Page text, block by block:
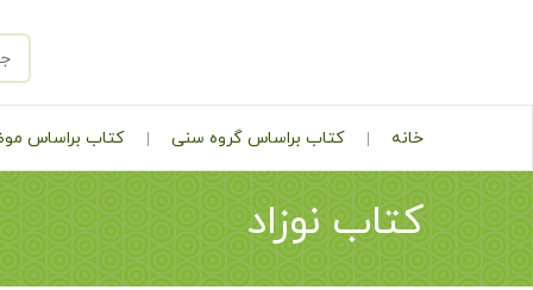
خانه کتاب براساس گروه سنی کتاب براساس
کتاب نوزاد